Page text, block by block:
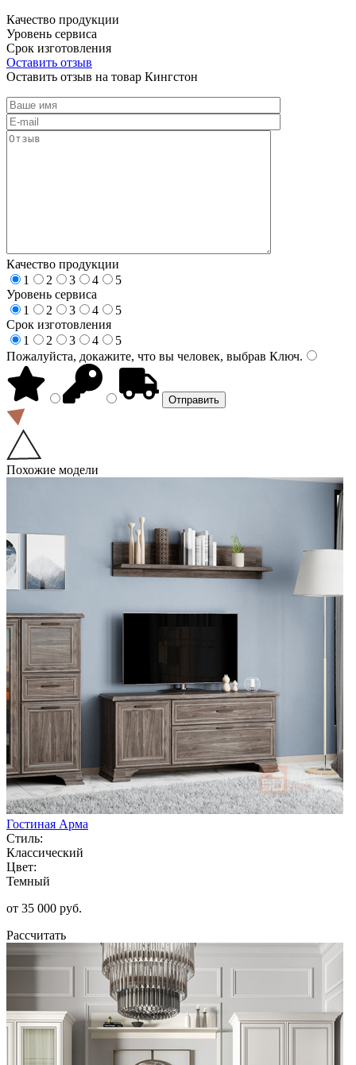
Качество продукции
Уровень сервиса
Срок изготовления
Оставить отзыв
Оставить отзыв на товар Кингстон
Качество продукции
1
2 3 4
5
Уровень сервиса
1
2 3 4
5
Срок изготовления
1
2 3 4
5
Пожалуйста, докажите, что вы человек, выбрав Ключ.
Похожие модели
Гостиная Арма
Стиль:
Классический
Цвет:
Темный
от 35 000 руб.
Рассчитать